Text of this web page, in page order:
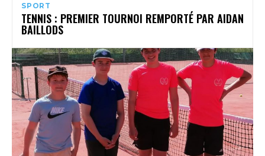
SPORT
TENNIS : PREMIER TOURNOI REMPORTÉ PAR AIDAN
BAILLODS